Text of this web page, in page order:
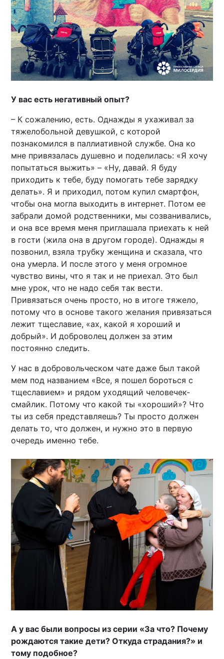
У вас есть негативный опыт?
– К сожалению, есть. Однажды я ухаживал за
тяжелобольной девушкой, с которой
познакомился в паллиативной службе. Она ко
мне привязалась душевно и поделилась: «Я хочу
попытаться выжить» – «Ну, давай. Я буду
приходить к тебе, буду помогать тебе зарядку
делать». Я и приходил, потом купил смартфон,
чтобы она могла выходить в интернет. Потом ее
забрали домой родственники, мы созванивались,
и она все время меня приглашала приехать к ней
в гости (жила она в другом городе). Однажды я
позвонил, взяла трубку женщина и сказала, что
она умерла. И после этого у меня огромное
чувство вины, что я так и не приехал. Это был
мне урок, что не надо себя так вести.
Привязаться очень просто, но в итоге тяжело,
потому что в основе такого желания привязаться
лежит тщеславие, «ах, какой я хороший и
добрый». И доброволец должен за этим
постоянно следить.
У нас в добровольческом чате даже был такой
мем под названием «Все, я пошел бороться с
тщеславием» и рядом уходящий человечек-
смайлик. Потому что какой ты «хороший»? Что
ты из себя представляешь? Ты просто должен
делать то, что должен, и нужно это в первую
очередь именно тебе.
А у вас были вопросы из серии «За что? Почему
рождаются такие дети? Откуда страдания?» и
тому подобное?